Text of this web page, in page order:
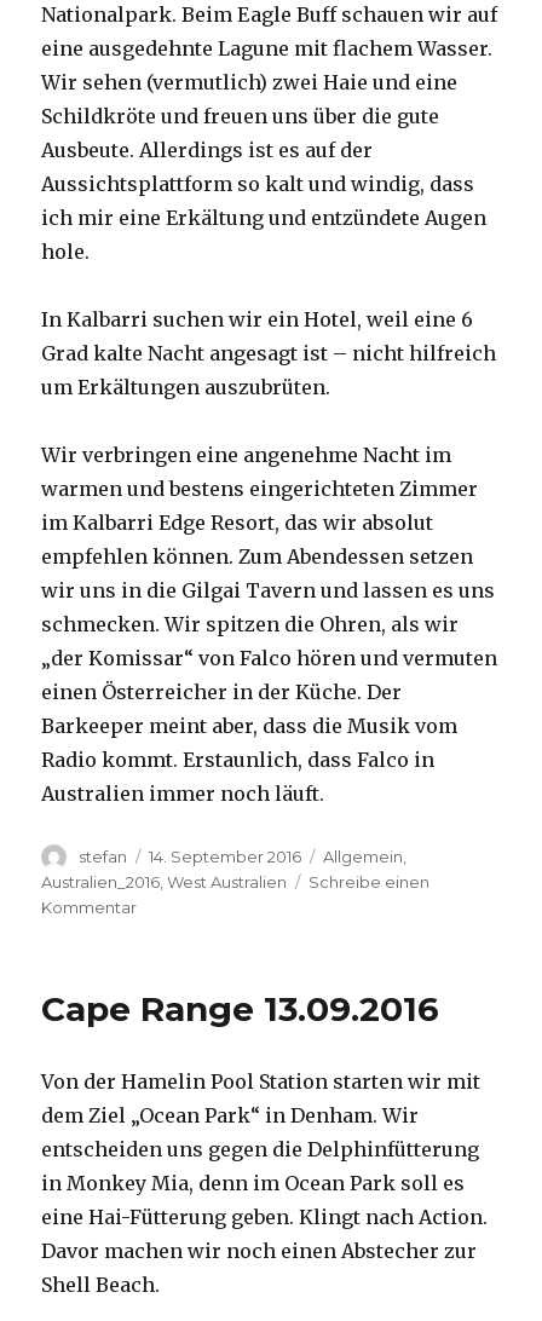
Nationalpark. Beim Eagle Buff schauen wir auf
eine ausgedehnte Lagune mit flachem Wasser.
Wir sehen (vermutlich) zwei Haie und eine
Schildkröte und freuen uns über die gute
Ausbeute. Allerdings ist es auf der
Aussichtsplattform so kalt und windig, dass
ich mir eine Erkältung und entzündete Augen
hole.
In Kalbarri suchen wir ein Hotel, weil eine 6
Grad kalte Nacht angesagt ist – nicht hilfreich
um Erkältungen auszubrüten.
Wir verbringen eine angenehme Nacht im
warmen und bestens eingerichteten Zimmer
im Kalbarri Edge Resort, das wir absolut
empfehlen können. Zum Abendessen setzen
wir uns in die Gilgai Tavern und lassen es uns
schmecken. Wir spitzen die Ohren, als wir
„der Komissar“ von Falco hören und vermuten
einen Österreicher in der Küche. Der
Barkeeper meint aber, dass die Musik vom
Radio kommt. Erstaunlich, dass Falco in
Australien immer noch läuft.
Autor
stefan
Veröffentlicht
am
14. September 2016 Kategorien
Allgemein
Australien_2016 ,West Australien
Schreibe einen
Kommentarzu
Cape Range 13.09.2016
Von der Hamelin Pool Station starten wir mit
dem Ziel „Ocean Park“ in Denham. Wir
entscheiden uns gegen die Delphinfütterung
in Monkey Mia, denn im Ocean Park soll es
eine Hai-Fütterung geben. Klingt nach Action.
Davor machen wir noch einen Abstecher zur
Shell Beach.